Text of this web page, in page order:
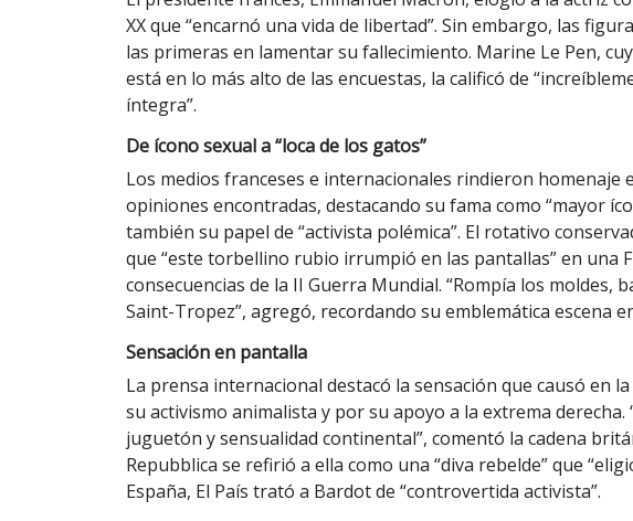
XX que “encarnó una vida de libertad”. Sin embargo, las
las primeras en lamentar su fallecimiento. Marine Le Pen,
está en lo más alto de las encuestas, la calificó de
íntegra”.
De ícono sexual a “loca de los gatos”
Los medios franceses e internacionales rindieron homenaje
opiniones encontradas, destacando su fama como “mayor
también su papel de “activista polémica”. El rotativo
que “este torbellino rubio irrumpió en las pantallas” en una
consecuencias de la II Guerra Mundial. “Rompía los moldes,
Saint-Tropez”, agregó, recordando su emblemática escena en
Sensación en pantalla
La prensa internacional destacó la sensación que causó en
su activismo animalista y por su apoyo a la extrema derecha.
juguetón y sensualidad continental”, comentó la cadena
Repubblica se refirió a ella como una “diva rebelde” que
España, El País trató a Bardot de “controvertida activista”.